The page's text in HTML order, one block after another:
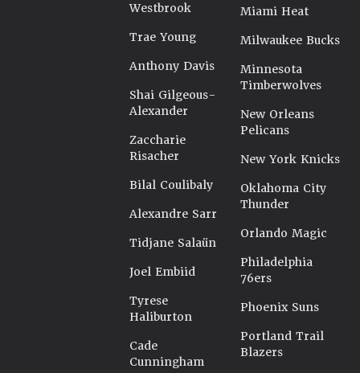
Westbrook
Trae Young
Anthony Davis
Shai Gilgeous-
Alexander
Zaccharie
Risacher
Bilal Coulibaly
Alexandre Sarr
Tidjane Salaün
Joel Embiid
Tyrese
Haliburton
Cade
Cunningham
Miami Heat
Milwaukee Bucks
Minnesota
Timberwolves
New Orleans
Pelicans
New York Knicks
Oklahoma City
Thunder
Orlando Magic
Philadelphia
76ers
Phoenix Suns
Portland Trail
Blazers